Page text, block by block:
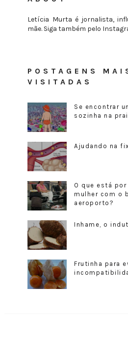
Letícia Murta é jornalista,
mãe. Siga também pelo
POSTAGENS
VISITADAS
Se encontrar
sozinha na
Ajudando na
O que está
mulher com o
aeroporto?
Inhame, o
Frutinha para